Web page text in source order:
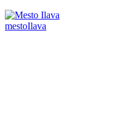
mestoIlava